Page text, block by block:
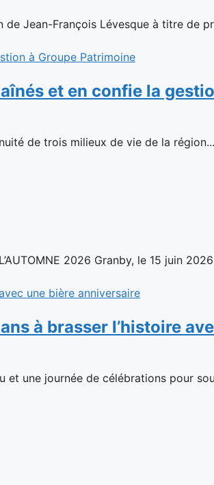
Jean-François Lévesque à titre de
et en confie la
de trois milieux de vie de la région...
2026 Granby, le 15 juin
à brasser l’histoire
et une journée de célébrations pour